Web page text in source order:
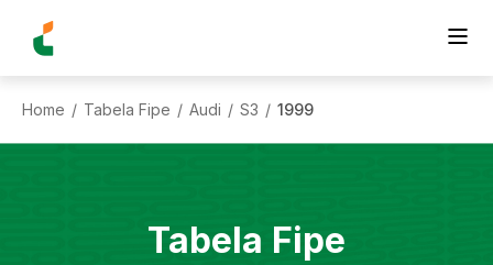
Home / Tabela Fipe / Audi / S3 / 1999
Tabela Fipe